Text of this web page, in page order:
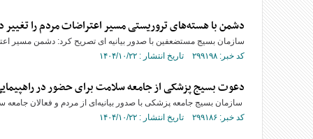
دشمن با هسته‌های تروریستی مسیر اعتراضات مردم را تغییر
سازمان بسیج مستضعفین با صدور بیانیه ای تصریح کرد: دشمن مسیر
کد خبر: ۲۹۹۱۹۸ تاریخ انتشار : ۱۴۰۴/۱۰/۲۲
دعوت بسیج پزشکی از جامعه سلامت برای حضور در راهپیمایی 22
سازمان بسیج جامعه پزشکی با صدور بیانیه‌ای از مردم و فعالان
کد خبر: ۲۹۹۱۸۶ تاریخ انتشار : ۱۴۰۴/۱۰/۲۲